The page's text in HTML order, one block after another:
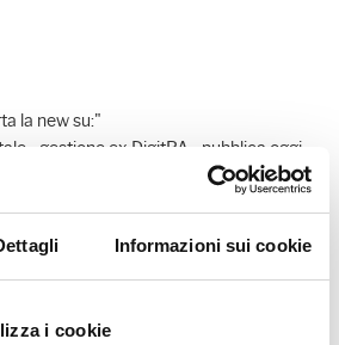
Informazioni sui cookie
i cookie
la new su:"
- gestione ex DigitPA - pubblica oggi
per le pubbliche amministrazioni sul
protezione del patrimonio
dei più rilevanti impegni verso il
colpito recentemente l'Emilia e in